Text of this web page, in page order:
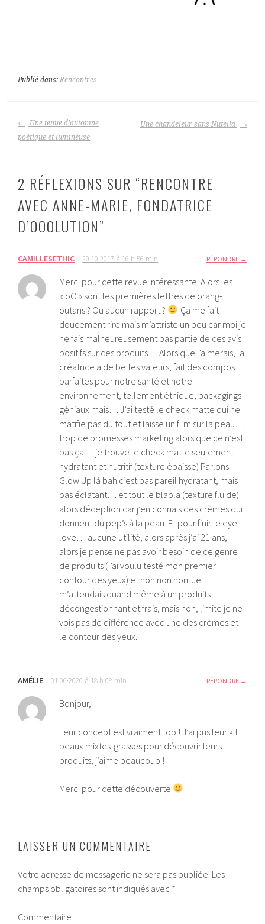
Publié dans: Rencontres
NAVIGATION
DES
Une tenue d’automne
poétique et lumineuse
Une chandeleur sans Nutella
2 RÉFLEXIONS SUR “RENCONTRE
AVEC ANNE-MARIE, FONDATRICE
D’OOOLUTION”
CAMILLESETHIC 20·10·2017 à 16 h 56 min RÉPONDRE
Merci pour cette revue intéressante. Alors les
« oO » sont les premières lettres de orang-
outans ? Ou aucun rapport ?
Ça me fait
doucement rire mais m’attriste un peu car moi je
ne fais malheureusement pas partie de ces avis
positifs sur ces produits… Alors que j’aimerais, la
créatrice a de belles valeurs, fait des compos
parfaites pour notre santé et notre
environnement, tellement éthique, packagings
géniaux mais… J’ai testé le check matte qui ne
matifie pas du tout et laisse un film sur la peau…
trop de promesses marketing alors que ce n’est
pas ça… je trouve le check matte seulement
hydratant et nutritif (texture épaisse) Parlons
Glow Up là bah c’est pas pareil hydratant, mais
pas éclatant… et tout le blabla (texture fluide)
alors déception car j’en connais des crèmes qui
donnent du pep’s à la peau. Et pour finir le eye
love… aucune utilité, alors après j’ai 21 ans,
alors je pense ne pas avoir besoin de ce genre
de produits (j’ai voulu testé mon premier
contour des yeux) et non non non. Je
m’attendais quand même à un produits
décongestionnant et frais, mais non, limite je ne
vois pas de différence avec une des crèmes et
le contour des yeux.
AMÉLIE 01·06·2020 à 18 h 08 min RÉPONDRE
Bonjour,
Leur concept est vraiment top ! J’ai pris leur kit
peaux mixtes-grasses pour découvrir leurs
produits, j’aime beaucoup !
Merci pour cette découverte
LAISSER UN COMMENTAIRE
Votre adresse de messagerie ne sera pas publiée. Les
champs obligatoires sont indiqués avec *
Commentaire